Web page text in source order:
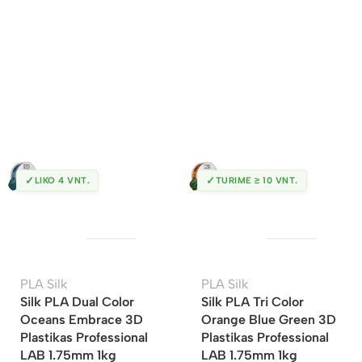
✓ LIKO 4 VNT.
PLA Silk
Silk PLA Dual Color
Oceans Embrace 3D
Plastikas Professional
LAB 1.75mm 1kg
✓ TURIME ≥ 10 VNT.
PLA Silk
Silk PLA Tri Color
Orange Blue Green 3D
Plastikas Professional
LAB 1.75mm 1kg